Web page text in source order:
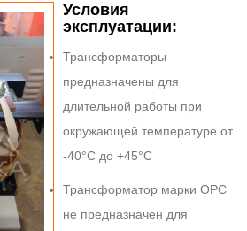
Условия
эксплуатации:
Трансформаторы
предназначены для
длительной работы при
окружающей температуре от
-40°С до +45°С
Трансформатор марки ОРС
не предназначен для